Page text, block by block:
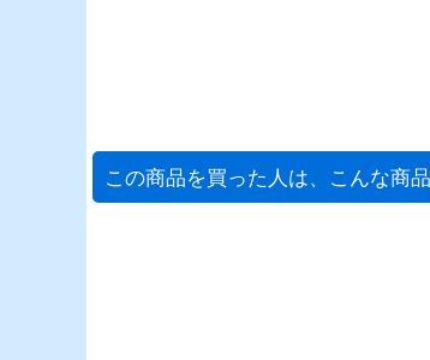
この商品を買った人は、こんな商